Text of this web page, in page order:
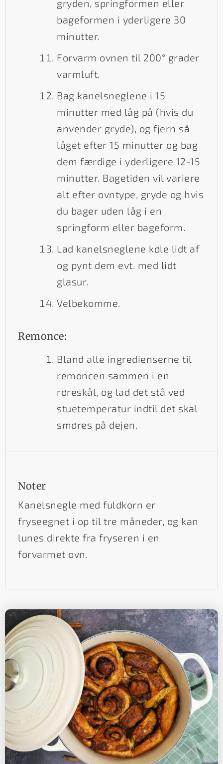
gryden, springformen eller
bageformen i yderligere 30
minutter.
Forvarm ovnen til 200° grader
varmluft.
Bag kanelsneglene i 15
minutter med låg på (hvis du
anvender gryde), og fjern så
låget efter 15 minutter og bag
dem færdige i yderligere 12-15
minutter. Bagetiden vil variere
alt efter ovntype, gryde og hvis
du bager uden låg i en
springform eller bageform.
Lad kanelsneglene køle lidt af
og pynt dem evt. med lidt
glasur.
Velbekomme.
Remonce:
Bland alle ingredienserne til
remoncen sammen i en
røreskål, og lad det stå ved
stuetemperatur indtil det skal
smøres på dejen.
Noter
Kanelsnegle med fuldkorn er
fryseegnet i op til tre måneder, og kan
lunes direkte fra fryseren i en
forvarmet ovn.